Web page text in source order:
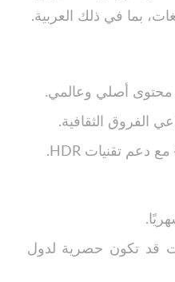
بما في ذلك العربية.
أصلي وعالمي.
الفروق الثقافية.
قد تكون حصرية لدول